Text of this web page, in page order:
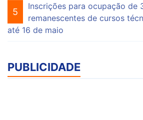
5
Inscrições para ocupação de
remanescentes de cursos
até 16 de maio
PUBLICIDADE